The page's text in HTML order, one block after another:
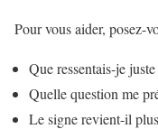
Pour vous aider, posez-
Que ressentais-je
Quelle question me
Le signe revient-il